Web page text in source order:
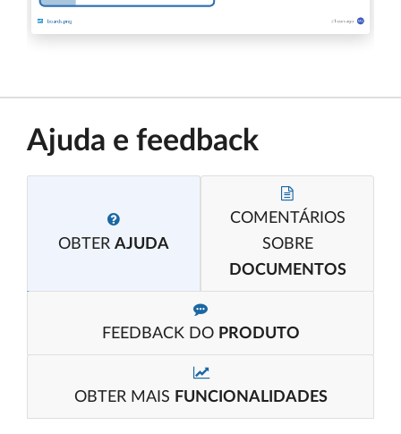
Ajuda e feedback
OBTER AJUDA
COMENTÁRIOS
SOBRE
DOCUMENTOS
FEEDBACK DO PRODUTO
OBTER MAIS FUNCIONALIDADES